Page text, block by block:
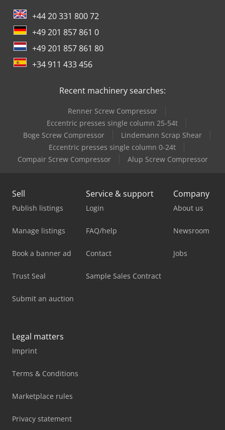
+44 20 331 800 72
+49 201 857 861 0
+49 201 857 861 80
+34 911 433 456
Recent machinery searches:
Renner Screw Compressor
Eccentric presses single column 25-54t
Boge Screw Compressor
Lindemann Scrap Shear
Eccentric presses single column 0-24t
Compair Screw Compressor
Alup Screw Compressor
Sell
Publish listings
Manage listings
Book a banner ad
Trust Seal
Submit an auction
Service & support
Login
FAQ/help
Contact
Sample Sales Contract
Company
About us
Newsroom
Jobs
Legal matters
Imprint
Terms & Conditions
Marketplace rules
Privacy statement